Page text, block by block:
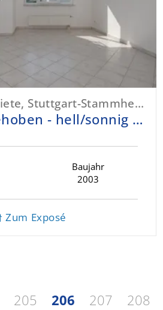
Wohnung zur Miete, Stuttgart-Stammheim
+++ Neuw./gehoben - hell/sonnig - 12 m² S/W-Blk. - 2 Bäder - Aufzug - TG&EBK +++
Baujahr
2003
Zum Exposé
205 206 207
208